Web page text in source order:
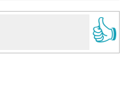
👍